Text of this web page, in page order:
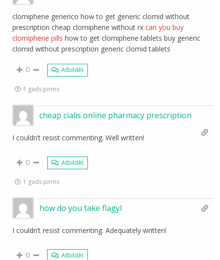
clomiphene generico how to get generic clomid without
prescription cheap clomiphene without rxcan you buy
clomiphene pills how to get clomiphene tablets buy generic
clomid without prescription generic clomid tablets
0 Atbildēt
1 gads pirms
cheap cialis online pharmacy prescription
I couldn’t resist commenting. Well written!
0 Atbildēt
1 gads pirms
how do you take flagyl
I couldn’t resist commenting. Adequately written!
0 Atbildēt